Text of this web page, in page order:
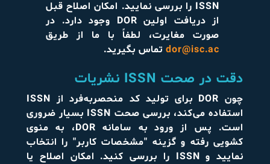
ISSN را بررسی نمایید. امکان اصلاح قبل
از دریافت اولین DOR وجود دارد. در
صورت مغایرت، لطفاً با ما از طریق
dor@isc.ac تماس بگیرید.
دقت در صحت ISSN نشریات
چون DOR برای تولید کد منحصربه‌فرد از ISSN
استفاده می‌کند، بررسی صحت ISSN بسیار ضروری
است. پس از ورود به سامانه DOR، به منوی
کشویی رفته و گزینه "مشخصات کاربر" را انتخاب
نمایید و ISSN را بررسی کنید. امکان اصلاح یا